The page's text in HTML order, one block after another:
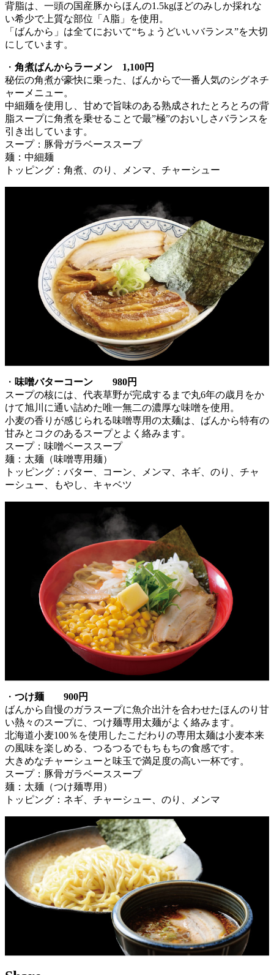
背脂は、一頭の国産豚からほんの1.5kgほどのみしか採れな
い希少で上質な部位「A脂」を使用。
「ばんから」は全てにおいて“ちょうどいいバランス”を大切
にしています。
・ 角煮ばんからラーメン 1,100円
秘伝の角煮が豪快に乗った、ばんからで一番人気のシグネチ
ャーメニュー。
中細麺を使用し、甘めで旨味のある熟成されたとろとろの背
脂スープに角煮を乗せることで最”極”のおいしさバランスを
引き出しています。
スープ：豚骨ガラベーススープ
麺：中細麺
トッピング：角煮、のり、メンマ、チャーシュー
・ 味噌バターコーン 980円
スープの核には、代表草野が完成するまで丸6年の歳月をか
けて旭川に通い詰めた唯一無二の濃厚な味噌を使用。
小麦の香りが感じられる味噌専用の太麺は、ばんから特有の
甘みとコクのあるスープとよく絡みます。
スープ：味噌ベーススープ
麺：太麺（味噌専用麺）
トッピング：バター、コーン、メンマ、ネギ、のり、チャ
ーシュー、もやし、キャベツ
・ つけ麺 900円
ばんから自慢のガラスープに魚介出汁を合わせたほんのり甘
い熱々のスープに、つけ麺専用太麺がよく絡みます。
北海道小麦100％を使用したこだわりの専用太麺は小麦本来
の風味を楽しめる、つるつるでもちもちの食感です。
大きめなチャーシューと味玉で満足度の高い一杯です。
スープ：豚骨ガラベーススープ
麺：太麺（つけ麺専用）
トッピング：ネギ、チャーシュー、のり、メンマ